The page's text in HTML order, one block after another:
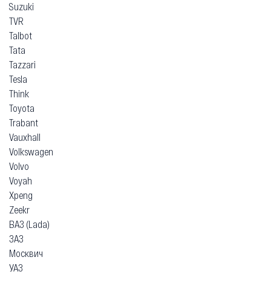
Suzuki
TVR
Talbot
Tata
Tazzari
Tesla
Think
Toyota
Trabant
Vauxhall
Volkswagen
Volvo
Voyah
Xpeng
Zeekr
ВАЗ (Lada)
ЗАЗ
Москвич
УАЗ